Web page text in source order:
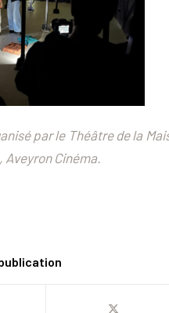
par le Théâtre de la
Cinéma.